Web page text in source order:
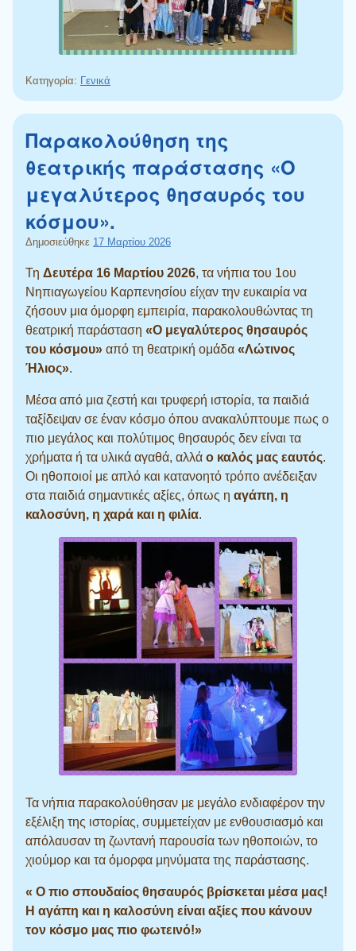
Κατηγορία: Γενικά
Παρακολούθηση της
θεατρικής παράστασης «Ο
μεγαλύτερος θησαυρός του
κόσμου».
Δημοσιεύθηκε 17 Μαρτίου 2026
Τη Δευτέρα 16 Μαρτίου 2026, τα νήπια του 1ου
Νηπιαγωγείου Καρπενησίου είχαν την ευκαιρία να
ζήσουν μια όμορφη εμπειρία, παρακολουθώντας τη
θεατρική παράσταση «Ο μεγαλύτερος θησαυρός
του κόσμου» από τη θεατρική ομάδα «Λώτινος
Ήλιος».
Μέσα από μια ζεστή και τρυφερή ιστορία, τα παιδιά
ταξίδεψαν σε έναν κόσμο όπου ανακαλύπτουμε πως ο
πιο μεγάλος και πολύτιμος θησαυρός δεν είναι τα
χρήματα ή τα υλικά αγαθά, αλλά ο καλός μας εαυτός.
Οι ηθοποιοί με απλό και κατανοητό τρόπο ανέδειξαν
στα παιδιά σημαντικές αξίες, όπως η αγάπη, η
καλοσύνη, η χαρά και η φιλία.
Τα νήπια παρακολούθησαν με μεγάλο ενδιαφέρον την
εξέλιξη της ιστορίας, συμμετείχαν με ενθουσιασμό και
απόλαυσαν τη ζωντανή παρουσία των ηθοποιών, το
χιούμορ και τα όμορφα μηνύματα της παράστασης.
« Ο πιο σπουδαίος θησαυρός βρίσκεται μέσα μας!
Η αγάπη και η καλοσύνη είναι αξίες που κάνουν
τον κόσμο μας πιο φωτεινό!»